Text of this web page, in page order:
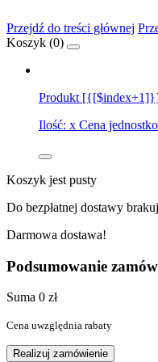
Przejdź do treści głównej
Koszyk (0)
Produkt
Ilość: x Cena
Koszyk jest pusty
Do bezpłatnej dostawy
Darmowa dostawa!
Podsumowanie
Suma 0 zł
Cena uwzględnia rabaty
Realizuj zamówienie